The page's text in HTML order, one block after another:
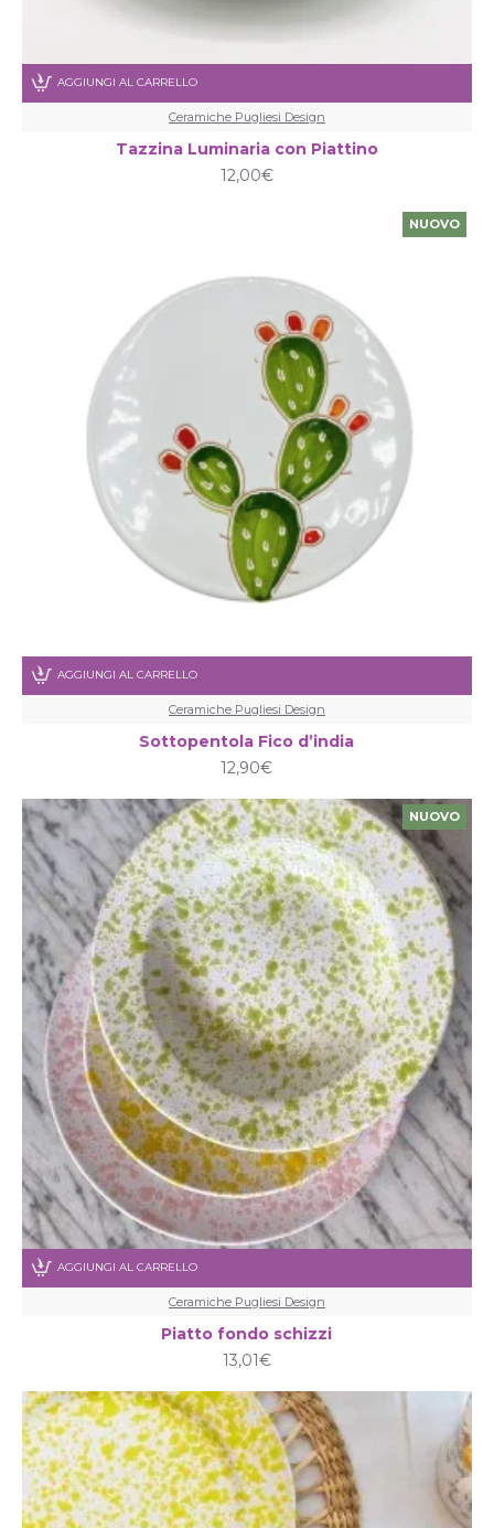
Ceramiche Pugliesi Design
Tazzina Luminaria con Piattino
12,00€
AGGIUNGI AL CARRELLO
NUOVO
Ceramiche Pugliesi Design
Sottopentola Fico d’india
12,90€
AGGIUNGI AL CARRELLO
NUOVO
Ceramiche Pugliesi Design
Piatto fondo schizzi
13,01€
AGGIUNGI AL CARRELLO